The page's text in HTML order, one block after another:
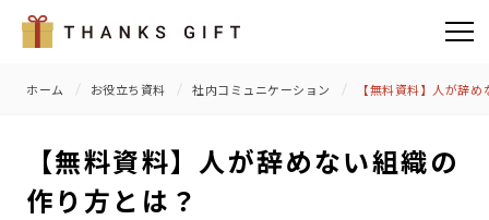
ホーム お役立ち資料 社内コミュニケーション 【無料資料】人が辞
【無料資料】人が辞めない組織の
作り方とは？